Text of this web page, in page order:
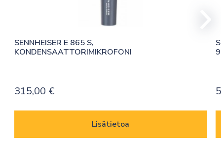
SENNHEISER E 865 S,
KONDENSAATTORIMIKROFONI
315,00 €
Lisätietoa